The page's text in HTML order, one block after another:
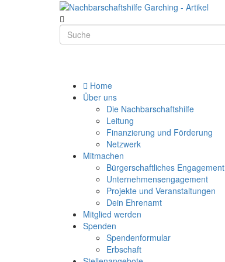
Home
Über uns
Die Nachbarschaftshilfe
Leitung
Finanzierung und Förderung
Netzwerk
Mitmachen
Bürgerschaftliches Engagement
Unternehmensengagement
Projekte und Veranstaltungen
Dein Ehrenamt
Mitglied werden
Spenden
Spendenformular
Erbschaft